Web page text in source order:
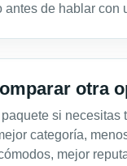
antes de hablar con
otra
si necesitas
categoría,
mejor